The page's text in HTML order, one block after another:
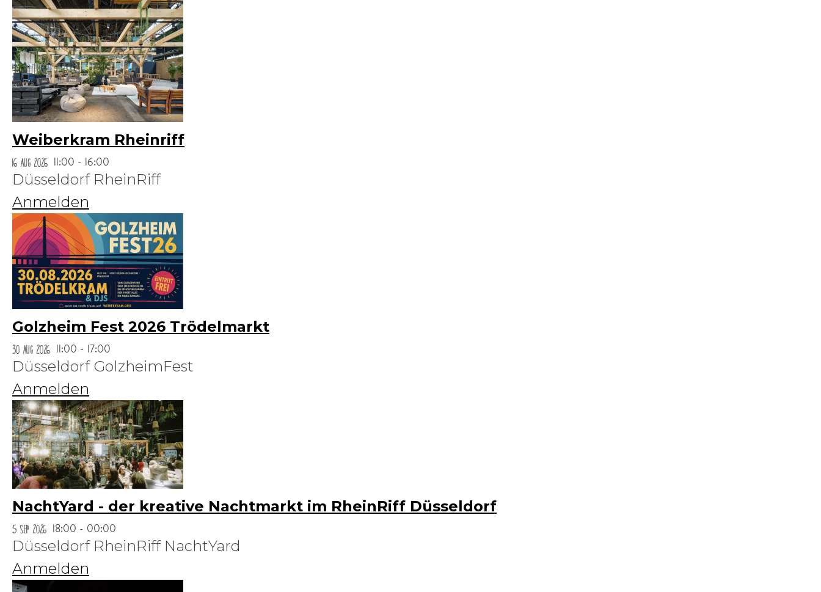
Weiberkram Rheinriff
16 Aug 2026 11:00 - 16:00
Düsseldorf RheinRiff
Anmelden
Golzheim Fest 2026 Trödelmarkt
30 Aug 2026 11:00 - 17:00
Düsseldorf GolzheimFest
Anmelden
NachtYard - der kreative Nachtmarkt im RheinRiff Düsseldorf
5 Sep 2026 18:00 - 00:00
Düsseldorf RheinRiff NachtYard
Anmelden